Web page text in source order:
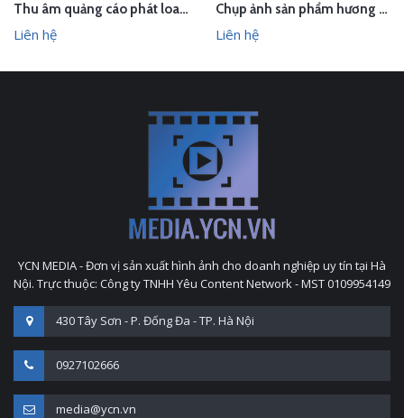
Thu âm quảng cáo phát loa cho Hội chợ Làng nghề VN 2018
Liên hệ
Chụp ảnh sản phẩm hương trầm Hương Xưa - Kính Tâm trong studio Hà Nội
Liên hệ
YCN MEDIA - Đơn vị sản xuất hình ảnh cho doanh nghiệp uy tín tại Hà
Nội. Trực thuộc: Công ty TNHH Yêu Content Network - MST 0109954149
430 Tây Sơn - P. Đống Đa - TP. Hà Nội
0927102666
media@ycn.vn